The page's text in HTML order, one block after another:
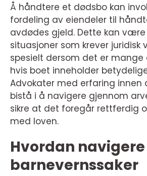
Å håndtere et dødsbo kan
fordeling av eiendeler til
avdødes gjeld. Dette kan være
situasjoner som krever juridisk
spesielt dersom det er mange
hvis boet inneholder
Advokater med erfaring innen
bistå i å navigere gjennom
sikre at det foregår rettferdig
med loven.
Hvordan navigere
barnevernssaker